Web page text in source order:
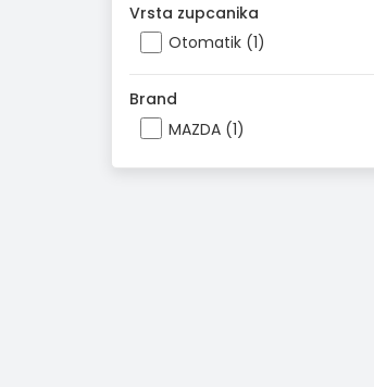
Vrsta zupcanika
Otomatik (1)
Brand
MAZDA (1)